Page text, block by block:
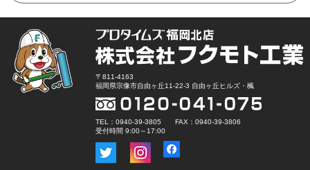
〒811-4163
福岡県宗像市自由ヶ丘11-22-3 自由ヶ丘ヒルズ・楓
TEL：0940-39-3805 FAX：0940-39-3806
受付時間 9:00～17:00